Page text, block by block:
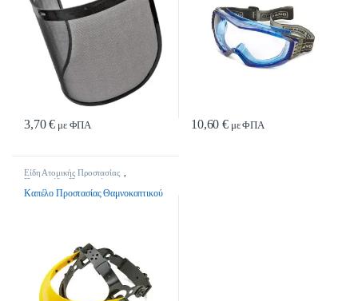
3,70€ με ΦΠΑ 10,60€ με ΦΠΑ
Είδη Ατομικής Προστασίας
Προσωπίδες Προστασίας
Καπέλο Προστασίας Θαμνοκοπτικού